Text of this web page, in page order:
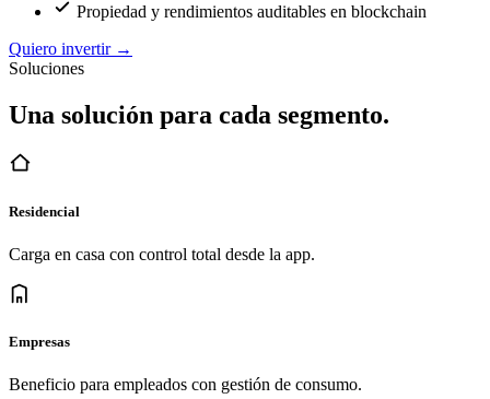
Propiedad y rendimientos auditables en blockchain
Quiero invertir →
Soluciones
Una solución para cada segmento.
Residencial
Carga en casa con control total desde la app.
Empresas
Beneficio para empleados con gestión de consumo.